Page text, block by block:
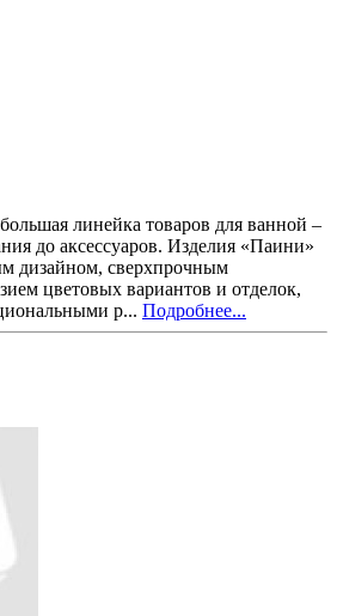
линейка товаров для ванной –
до аксессуаров. Изделия «Паини»
дизайном, сверхпрочным
цветовых вариантов и отделок,
р... Подробнее...